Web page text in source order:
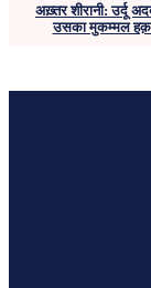
अख़्तर शीरानी: उर्दू
उसका मुकम्मल हक़